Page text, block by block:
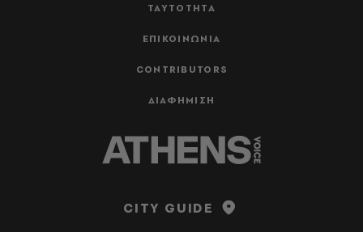
ΤΑΥΤΟΤΗΤΑ
ΕΠΙΚΟΙΝΩΝΙΑ
CONTRIBUTORS
ΔΙΑΦΗΜΙΣΗ
CITY GUIDE